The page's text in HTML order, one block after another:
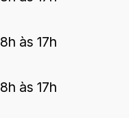
8h às 17h
8h às 17h